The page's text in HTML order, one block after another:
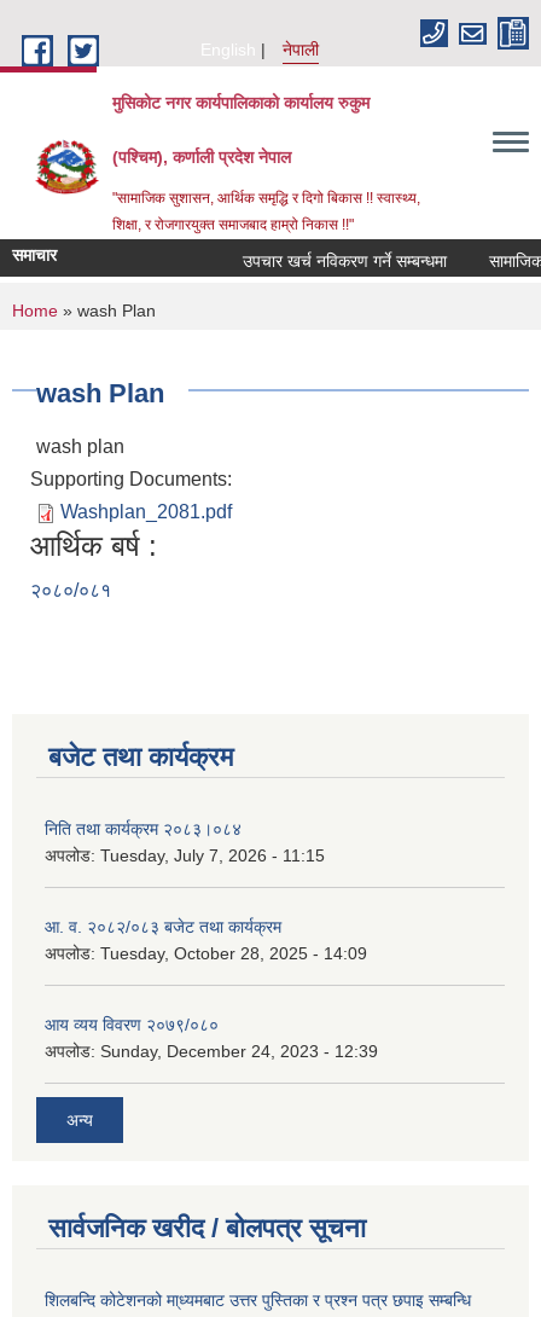
English
नेपाली
मुसिकोट नगर कार्यपालिकाको कार्यालय रुकुम
(पश्चिम), कर्णाली प्रदेश नेपाल
"सामाजिक सुशासन, आर्थिक समृद्धि र दिगो बिकास !! स्वास्थ्य,
शिक्षा, र रोजगारयुक्त समाजबाद हाम्रो निकास !!"
समाचार उपचार खर्च नविकरण गर्ने सम्बन्धमा
You are here
Home » wash Plan
wash Plan
wash plan
Supporting Documents:
Washplan_2081.pdf
आर्थिक बर्ष :
२०८०/०८१
बजेट तथा कार्यक्रम
निति तथा कार्यक्रम २०८३।०८४
अपलोड: Tuesday, July 7, 2026 - 11:15
आ. व. २०८२/०८३ बजेट तथा कार्यक्रम
अपलोड: Tuesday, October 28, 2025 - 14:09
आय व्यय विवरण २०७९/०८०
अपलोड: Sunday, December 24, 2023 - 12:39
अन्य
सार्वजनिक खरीद / बोलपत्र सूचना
शिलबन्दि कोटेशनको मा्ध्यमबाट उत्तर पुस्तिका र प्रश्न पत्र छपाइ सम्बन्धि